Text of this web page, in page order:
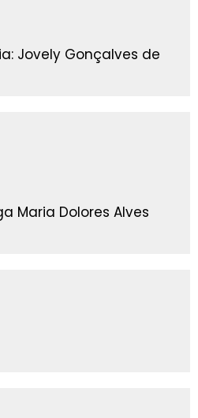
Jovely Gonçalves de
Maria Dolores Alves